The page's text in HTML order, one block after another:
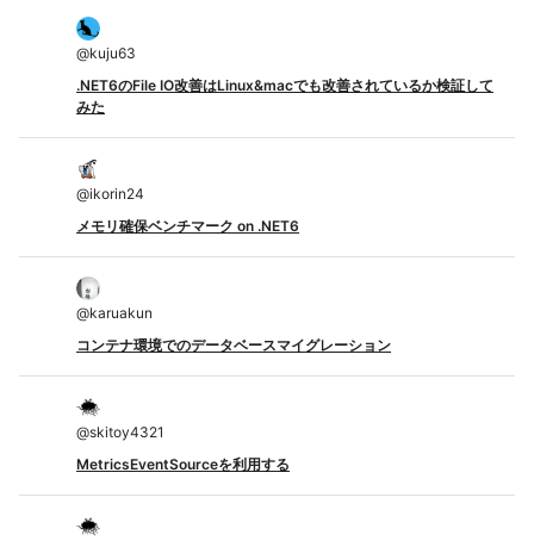
@kuju63
.NET6のFile IO改善はLinux&macでも改善されているか検証して
みた
@ikorin24
メモリ確保ベンチマーク on .NET6
@karuakun
コンテナ環境でのデータベースマイグレーション
@skitoy4321
MetricsEventSourceを利用する